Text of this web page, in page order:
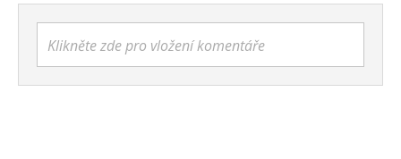
Klikněte zde pro vložení komentáře